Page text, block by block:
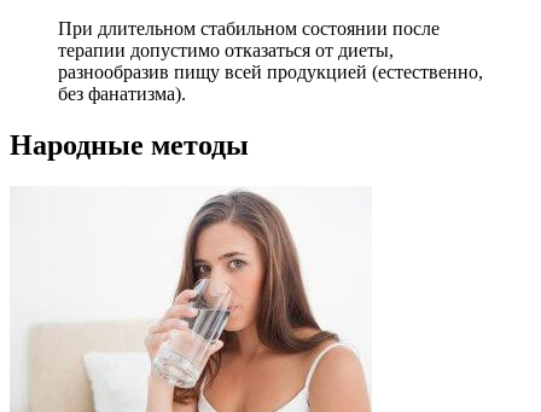
При длительном стабильном состоянии после
терапии допустимо отказаться от диеты,
разнообразив пищу всей продукцией (естественно,
без фанатизма).
Народные методы